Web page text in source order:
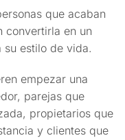
que acaban
convertirla en un
su estilo de vida.
empezar una
parejas que
propietarios que
y clientes que